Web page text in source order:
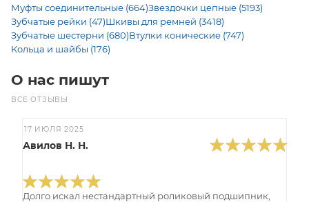
Муфты соединительные (664)Звездочки цепные (5193)
Зубчатые рейки (47)Шкивы для ремней (3418)
Зубчатые шестерни (680)Втулки конические (747)
Кольца и шайбы (176)
О нас пишут
ВСЕ ОТЗЫВЫ
17 ИЮЛЯ 2025
Авилов Н. Н.
Долго искал нестандартный роликовый подшипник,